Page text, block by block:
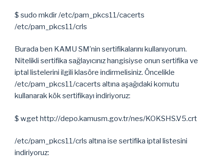
$ sudo mkdir /etc/pam_pkcs11/cacerts
/etc/pam_pkcs11/crls
Burada ben KAMU SM’nin sertifikalarını kullanıyorum.
Nitelikli sertifika sağlayıcınız hangisiyse onun sertifika ve
iptal listelerini ilgili klasöre indirmelisiniz. Öncelikle
/etc/pam_pkcs11/cacerts altına aşağıdaki komutu
kullanarak kök sertifikayı indiriyoruz:
$ wget http://depo.kamusm.gov.tr/nes/KOKSHS.V5.crt
/etc/pam_pkcs11/crls altına ise sertifika iptal listesini
indiriyoruz: